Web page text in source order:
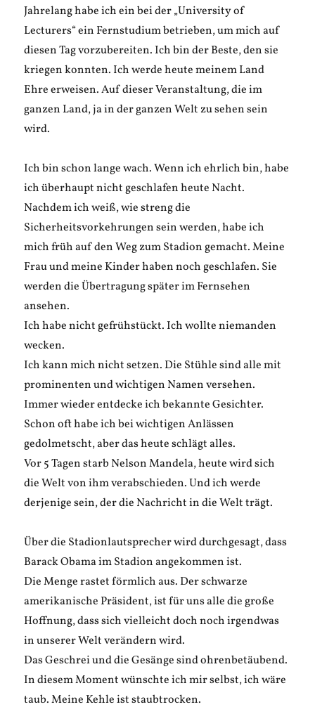
Jahrelang habe ich ein bei der „University of
Lecturers“ ein Fernstudium betrieben, um mich auf
diesen Tag vorzubereiten. Ich bin der Beste, den sie
kriegen konnten. Ich werde heute meinem Land
Ehre erweisen. Auf dieser Veranstaltung, die im
ganzen Land, ja in der ganzen Welt zu sehen sein
wird.
Ich bin schon lange wach. Wenn ich ehrlich bin, habe
ich überhaupt nicht geschlafen heute Nacht.
Nachdem ich weiß, wie streng die
Sicherheitsvorkehrungen sein werden, habe ich
mich früh auf den Weg zum Stadion gemacht. Meine
Frau und meine Kinder haben noch geschlafen. Sie
werden die Übertragung später im Fernsehen
ansehen.
Ich habe nicht gefrühstückt. Ich wollte niemanden
wecken.
Ich kann mich nicht setzen. Die Stühle sind alle mit
prominenten und wichtigen Namen versehen.
Immer wieder entdecke ich bekannte Gesichter.
Schon oft habe ich bei wichtigen Anlässen
gedolmetscht, aber das heute schlägt alles.
Vor 5 Tagen starb Nelson Mandela, heute wird sich
die Welt von ihm verabschieden. Und ich werde
derjenige sein, der die Nachricht in die Welt trägt.
Über die Stadionlautsprecher wird durchgesagt, dass
Barack Obama im Stadion angekommen ist.
Die Menge rastet förmlich aus. Der schwarze
amerikanische Präsident, ist für uns alle die große
Hoffnung, dass sich vielleicht doch noch irgendwas
in unserer Welt verändern wird.
Das Geschrei und die Gesänge sind ohrenbetäubend.
In diesem Moment wünschte ich mir selbst, ich wäre
taub. Meine Kehle ist staubtrocken.